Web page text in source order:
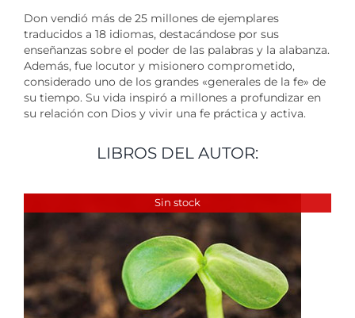
Don vendió más de 25 millones de ejemplares
traducidos a 18 idiomas, destacándose por sus
enseñanzas sobre el poder de las palabras y la alabanza.
Además, fue locutor y misionero comprometido,
considerado uno de los grandes «generales de la fe» de
su tiempo. Su vida inspiró a millones a profundizar en
su relación con Dios y vivir una fe práctica y activa.
LIBROS DEL AUTOR:
Sin stock